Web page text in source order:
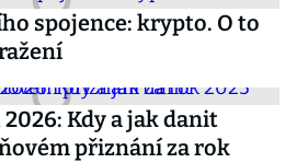
spojence: krypto. O to
Kdy a jak danit
přiznání za rok